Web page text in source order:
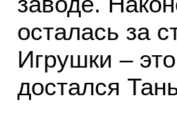
осталась за
Игрушки –
достался